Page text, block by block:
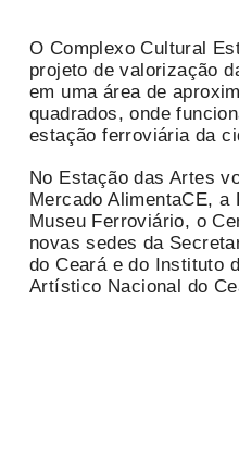
O Complexo Cultural
projeto de valorização
em uma área de
quadrados, onde
estação ferroviária da
No Estação das Artes
Mercado AlimentaCE,
Museu Ferroviário, o
novas sedes da
do Ceará e do Instituto
Artístico Nacional do